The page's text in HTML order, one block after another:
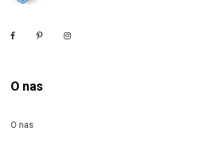
O nas
O nas